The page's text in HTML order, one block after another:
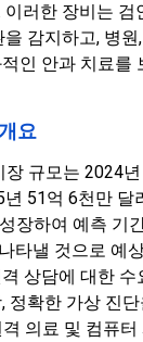
러한 장비는 검
감지하고, 병
인 안과 치료를
요
규모는 2024
년 51억 6천만 달
장하여 예측 기
타낼 것으로 예
상담에 대한 수
정확한 가상 진
의료 및 컴퓨